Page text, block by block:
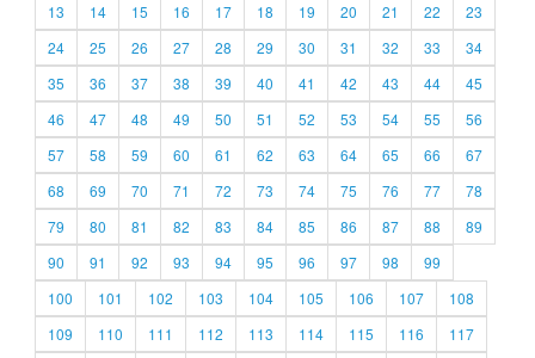
13
14 15 16 17 18 19 20 21 22
23
24
25 26 27 28 29 30 31 32 33
34
35
36 37 38 39 40 41 42 43 44
45
46
47 48 49 50 51 52 53 54 55
56
57
58 59 60 61 62 63 64 65 66
67
68
69 70 71 72 73 74 75 76 77
78
79
80 81 82 83 84 85 86 87 88
89
90
91 92 93 94 95 96 97 98
99
100
101 102 103 104 105 106 107
108
109
110 111 112 113 114 115 116
117